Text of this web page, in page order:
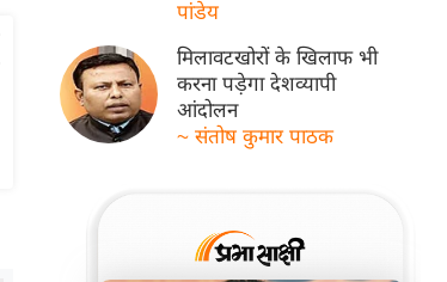
पांडेय
मिलावटखोरों के खिलाफ भी
करना पड़ेगा देशव्यापी
आंदोलन
~ संतोष कुमार पाठक